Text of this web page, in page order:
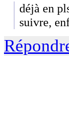
déjà en
suivre,